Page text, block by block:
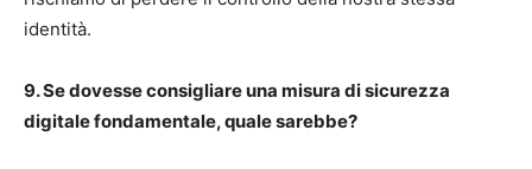
identità.
9. Se dovesse consigliare una misura di sicurezza
digitale fondamentale, quale sarebbe?